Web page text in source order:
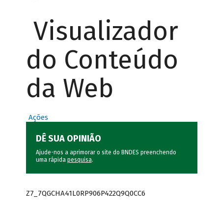
Visualizador
do Conteúdo
da Web
Ações
DÊ SUA OPINIÃO
Ajude-nos a aprimorar o site do BNDES preenchendo
uma rápida pesquisa.
Z7_7QGCHA41L0RP906P422Q9Q0CC6